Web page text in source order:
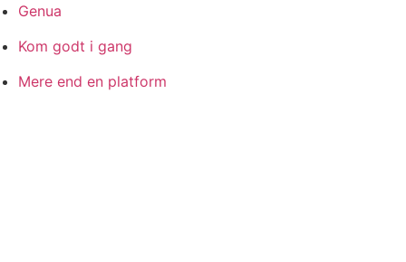
Genua
Kom godt i gang
Mere end en platform